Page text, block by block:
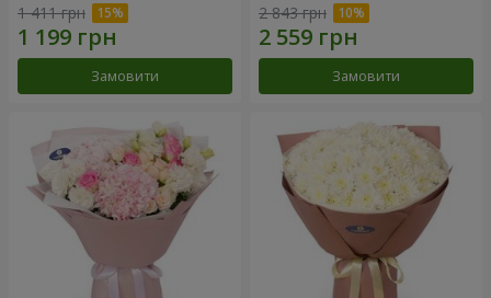
1 411 грн
Замовити
2 843 грн
Замовити